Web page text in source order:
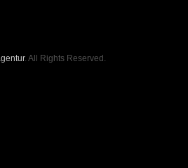
. All Rights Reserved.